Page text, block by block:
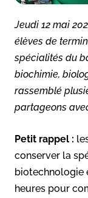
Jeudi 12 mai
élèves de
spécialités du
biochimie,
rassemblé
partageons
Petit rappel :
conserver la
biotechnologie
heures pour